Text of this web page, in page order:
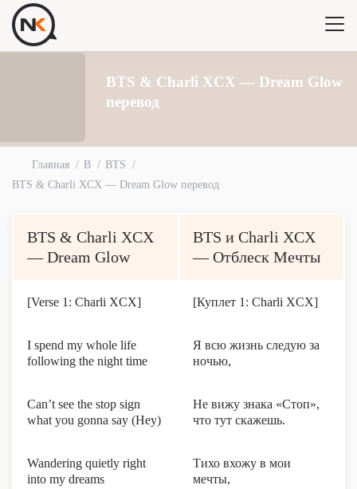
BTS & Charli XCX — Dream Glow
перевод
Главная B
BTS
BTS & Charli XCX — Dream Glow перевод
BTS & Charli XCX
— Dream Glow
BTS и Charli XCX
— Отблеск Мечты
[Verse 1: Charli XCX] [Куплет 1: Charli XCX]
I spend my whole life
following the night time
Я всю жизнь следую за
ночью,
Can’t see the stop sign
what you gonna say (Hey)
Не вижу знака «Стоп»,
что тут скажешь.
Wandering quietly right
into my dreams
Тихо вхожу в мои
мечты,